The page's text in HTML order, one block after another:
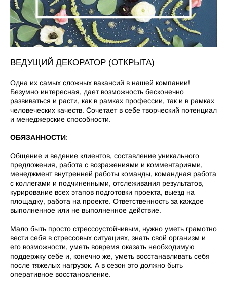
ВЕДУЩИЙ ДЕКОРАТОР (ОТКРЫТА)
Одна их самых сложных вакансий в нашей компании!
Безумно интересная, дает возможность бесконечно
развиваться и расти, как в рамках профессии, так и в рамках
человеческих качеств. Сочетает в себе творческий потенциал
и менеджерские способности.
ОБЯЗАННОСТИ:
Общение и ведение клиентов, составление уникального
предложения, работа с возражениями и комментариями,
менеджмент внутренней работы команды, командная работа
с коллегами и подчиненными, отслеживания результатов,
курирование всех этапов подготовки проекта, выезд на
площадку, работа на проекте. Ответственность за каждое
выполненное или не выполненное действие.
Мало быть просто стрессоустойчивым, нужно уметь грамотно
вести себя в стрессовых ситуациях, знать свой организм и
его возможности, уметь вовремя оказать необходимую
поддержку себе и, конечно же, уметь восстанавливать себя
после тяжелых нагрузок. А в сезон это должно быть
оперативное восстановление.